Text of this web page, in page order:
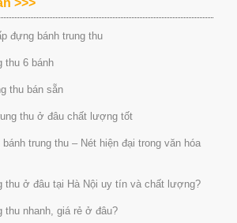
đựng bánh trung thu
thu 6 bánh
thu bán sẵn
thu ở đâu chất lượng tốt
trung thu – Nét hiện đại trong văn hóa
thu ở đâu tại Hà Nội uy tín và chất lượng?
thu nhanh, giá rẻ ở đâu?